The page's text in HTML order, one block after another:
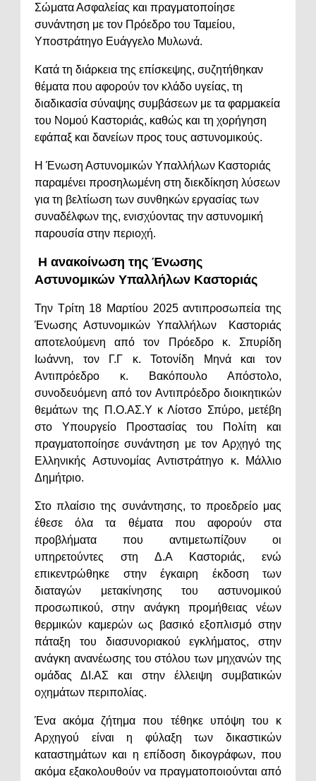
Σώματα Ασφαλείας και πραγματοποίησε
συνάντηση με τον Πρόεδρο του Ταμείου,
Υποστράτηγο Ευάγγελο Μυλωνά.
Κατά τη διάρκεια της επίσκεψης, συζητήθηκαν
θέματα που αφορούν τον κλάδο υγείας, τη
διαδικασία σύναψης συμβάσεων με τα φαρμακεία
του Νομού Καστοριάς, καθώς και τη χορήγηση
εφάπαξ και δανείων προς τους αστυνομικούς.
Η Ένωση Αστυνομικών Υπαλλήλων Καστοριάς
παραμένει προσηλωμένη στη διεκδίκηση λύσεων
για τη βελτίωση των συνθηκών εργασίας των
συναδέλφων της, ενισχύοντας την αστυνομική
παρουσία στην περιοχή.
Η ανακοίνωση της Ένωσης
Αστυνομικών Υπαλλήλων Καστοριάς
Την Τρίτη 18 Μαρτίου 2025 αντιπροσωπεία της
Ένωσης Αστυνομικών Υπαλλήλων Καστοριάς
αποτελούμενη από τον Πρόεδρο κ. Σπυρίδη
Ιωάννη, τον Γ.Γ κ. Τοτονίδη Μηνά και τον
Αντιπρόεδρο κ. Βακόπουλο Απόστολο,
συνοδευόμενη από τον Αντιπρόεδρο διοικητικών
θεμάτων της Π.Ο.ΑΣ.Υ κ Λίοτσο Σπύρο, μετέβη
στο Υπουργείο Προστασίας του Πολίτη και
πραγματοποίησε συνάντηση με τον Αρχηγό της
Ελληνικής Αστυνομίας Αντιστράτηγο κ. Μάλλιο
Δημήτριο.
Στο πλαίσιο της συνάντησης, το προεδρείο μας
έθεσε όλα τα θέματα που αφορούν στα
προβλήματα που αντιμετωπίζουν οι
υπηρετούντες στη Δ.Α Καστοριάς, ενώ
επικεντρώθηκε στην έγκαιρη έκδοση των
διαταγών μετακίνησης του αστυνομικού
προσωπικού, στην ανάγκη προμήθειας νέων
θερμικών καμερών ως βασικό εξοπλισμό στην
πάταξη του διασυνοριακού εγκλήματος, στην
ανάγκη ανανέωσης του στόλου των μηχανών της
ομάδας ΔΙ.ΑΣ και στην έλλειψη συμβατικών
οχημάτων περιπολίας.
Ένα ακόμα ζήτημα που τέθηκε υπόψη του κ
Αρχηγού είναι η φύλαξη των δικαστικών
καταστημάτων και η επίδοση δικογράφων, που
ακόμα εξακολουθούν να πραγματοποιούνται από